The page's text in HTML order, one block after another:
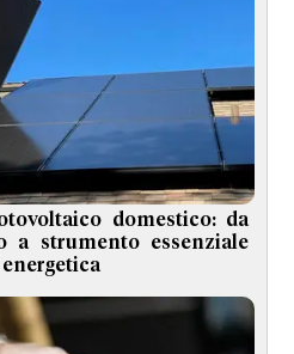
domestico: da
a strumento essenziale